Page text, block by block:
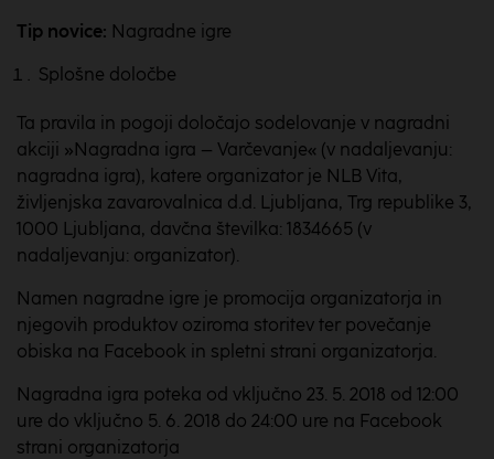
Tip novice: Nagradne igre
Splošne določbe
Ta pravila in pogoji določajo sodelovanje v nagradni
akciji »Nagradna igra – Varčevanje« (v nadaljevanju:
nagradna igra), katere organizator je NLB Vita,
življenjska zavarovalnica d.d. Ljubljana, Trg republike 3,
1000 Ljubljana, davčna številka: 1834665 (v
nadaljevanju: organizator).
Namen nagradne igre je promocija organizatorja in
njegovih produktov oziroma storitev ter povečanje
obiska na Facebook in spletni strani organizatorja.
Nagradna igra poteka od vključno 23. 5. 2018 od 12:00
ure do vključno 5. 6. 2018 do 24:00 ure na Facebook
strani organizatorja